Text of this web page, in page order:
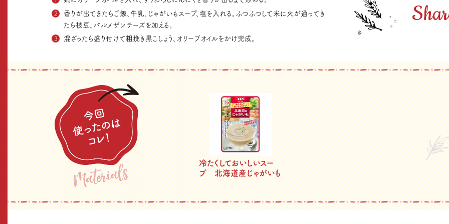
香りが出てきたらご飯、牛乳、じゃがいもスープ、塩を入れる。ふつふつして米に火が通ってき
たら枝豆、パルメザンチーズを加える。
混ざったら盛り付けて粗挽き黒こしょう、オリーブオイルをかけ完成。
冷たくしておいしいスー
プ 北海道産じゃがいも